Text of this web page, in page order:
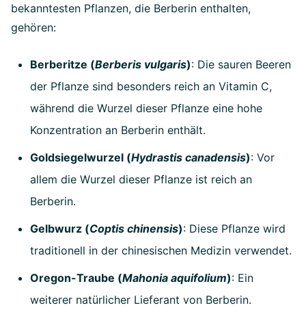
bekanntesten Pflanzen, die Berberin enthalten,
gehören:
Berberitze (Berberis vulgaris): Die sauren Beeren
der Pflanze sind besonders reich an Vitamin C,
während die Wurzel dieser Pflanze eine hohe
Konzentration an Berberin enthält.
Goldsiegelwurzel (Hydrastis canadensis): Vor
allem die Wurzel dieser Pflanze ist reich an
Berberin.
Gelbwurz (Coptis chinensis): Diese Pflanze wird
traditionell in der chinesischen Medizin verwendet.
Oregon-Traube (Mahonia aquifolium): Ein
weiterer natürlicher Lieferant von Berberin.